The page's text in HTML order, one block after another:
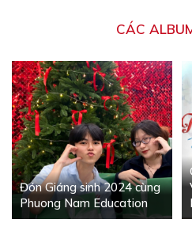
CÁC
Đón Giáng sinh 2024 cùng
Phuong Nam Education